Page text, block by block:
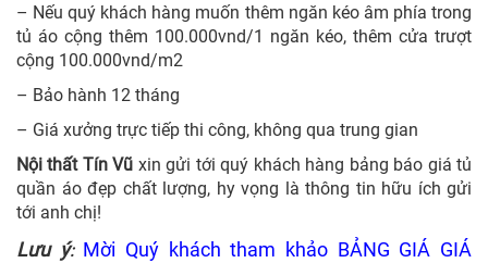
– Nếu quý khách hàng muốn thêm ngăn kéo âm phía trong
tủ áo cộng thêm 100.000vnd/1 ngăn kéo, thêm cửa trượt
cộng 100.000vnd/m2
– Bảo hành 12 tháng
– Giá xưởng trực tiếp thi công, không qua trung gian
Nội thất Tín Vũ xin gửi tới quý khách hàng bảng báo giá tủ
quần áo đẹp​ chất lượng, hy vọng là thông tin hữu ích gửi
tới anh chị!
Lưu ý: Mời Quý khách tham khảo BẢNG GIÁ GIÁ